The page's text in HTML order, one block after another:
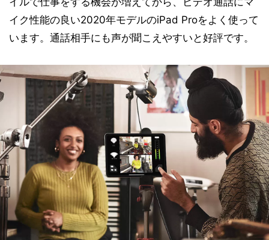
イク性能の良い2020年モデルのiPad Proをよく使って
います。通話相手にも声が聞こえやすいと好評です。